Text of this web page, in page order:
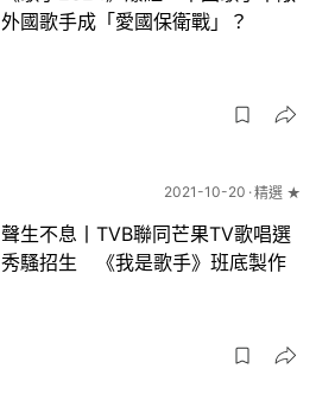
外國歌手成「愛國保衛戰」？
2021-10-20 精選 ★
聲生不息丨TVB聯同芒果TV歌唱選
秀騷招生 《我是歌手》班底製作